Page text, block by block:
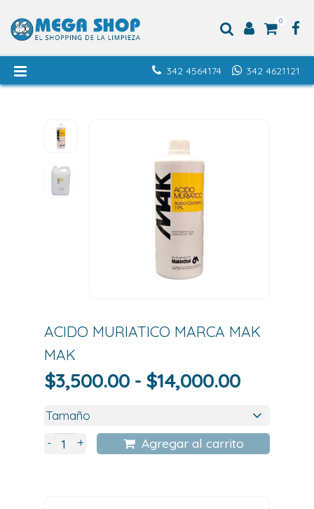
0
342 4621121
342 4564174
ACIDO MURIATICO MARCA MAK
MAK
$3,500.00 - $14,000.00Rango
precios:
desde
- + Agregar al carrito